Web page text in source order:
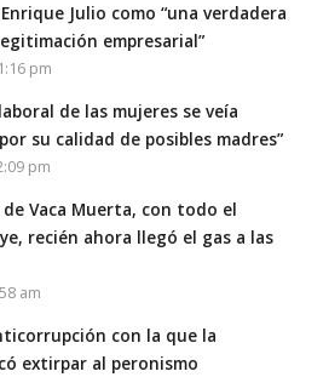
Julio como “una verdadera
empresarial”
pm
de las mujeres se veía
su calidad de posibles madres”
pm
de Vaca Muerta, con todo el
recién ahora llegó el gas a las
am
con la que la
extirpar al peronismo